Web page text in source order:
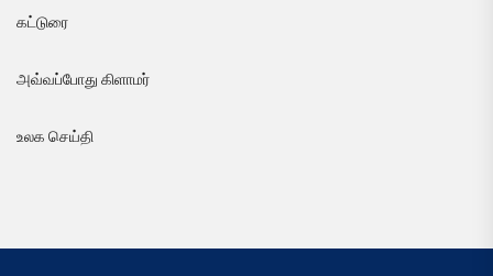
கட்டுரை
அவ்வப்போது கிளாமர்
உலக செய்தி